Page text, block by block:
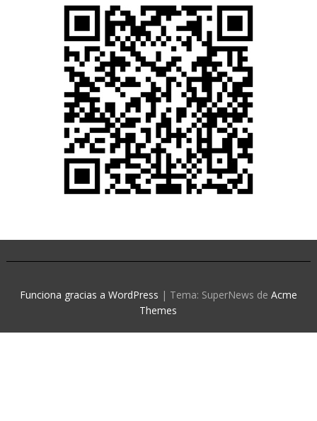
Funciona gracias a WordPress | Tema: SuperNews de Acme
Themes